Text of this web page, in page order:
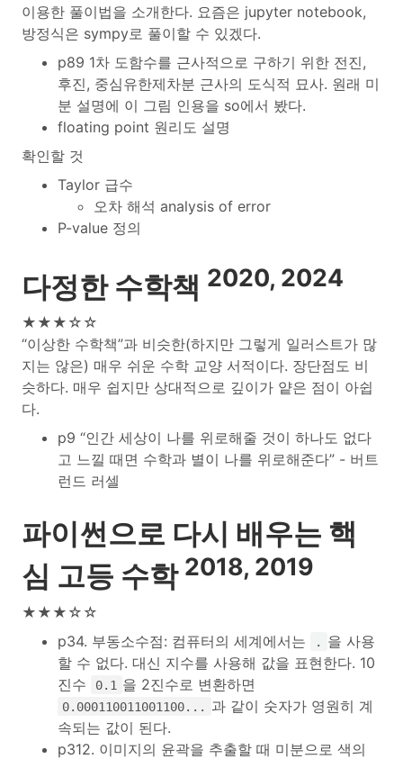
이용한 풀이법을 소개한다. 요즘은 jupyter notebook,
방정식은 sympy로 풀이할 수 있겠다.
p89 1차 도함수를 근사적으로 구하기 위한 전진,
후진, 중심유한제차분 근사의 도식적 묘사. 원래 미
분 설명에 이 그림 인용을 so에서 봤다.
floating point 원리도 설명
확인할 것
Taylor 급수
오차 해석 analysis of error
P-value 정의
다정한 수학책 2020, 2024
★★★☆☆
“이상한 수학책”과 비슷한(하지만 그렇게 일러스트가 많
지는 않은) 매우 쉬운 수학 교양 서적이다. 장단점도 비
슷하다. 매우 쉽지만 상대적으로 깊이가 얕은 점이 아쉽
다.
p9 “인간 세상이 나를 위로해줄 것이 하나도 없다
고 느낄 때면 수학과 별이 나를 위로해준다” - 버트
런드 러셀
파이썬으로 다시 배우는 핵
심 고등 수학 2018, 2019
★★★☆☆
p34. 부동소수점: 컴퓨터의 세계에서는
.
을 사용
할 수 없다. 대신 지수를 사용해 값을 표현한다. 10
진수
0.1 을 2진수로 변환하면
0.000110011001100...
과 같이 숫자가 영원히 계
속되는 값이 된다.
p312. 이미지의 윤곽을 추출할 때 미분으로 색의